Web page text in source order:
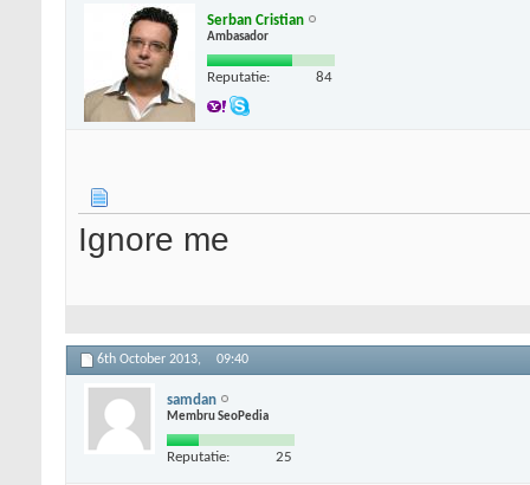
Serban Cristian
Ambasador
Reputatie: 84
Ignore me
6th October 2013, 09:40
samdan
Membru SeoPedia
Reputatie: 25